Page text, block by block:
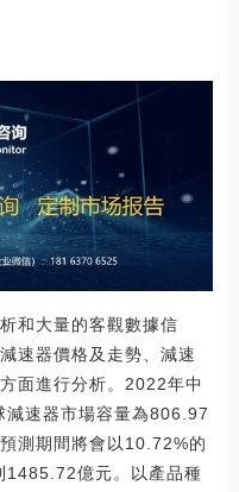
和大量的客觀數據信
速器價格及走勢、減速
面進行分析。2022年中
減速器市場容量為806.97
測期間將會以10.72%的
1485.72億元。以產品種